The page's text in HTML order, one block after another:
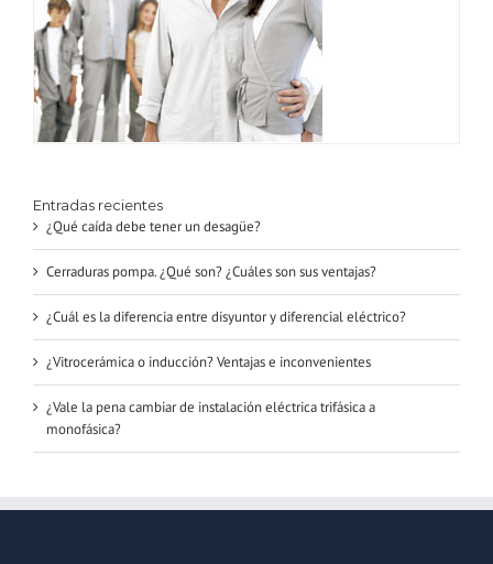
Entradas recientes
¿Qué caída debe tener un desagüe?
Cerraduras pompa. ¿Qué son? ¿Cuáles son sus ventajas?
¿Cuál es la diferencia entre disyuntor y diferencial eléctrico?
¿Vitrocerámica o inducción? Ventajas e inconvenientes
¿Vale la pena cambiar de instalación eléctrica trifásica a
monofásica?